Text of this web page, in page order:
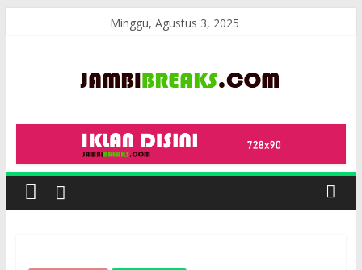
Minggu, Agustus 3, 2025
JambiBreaks